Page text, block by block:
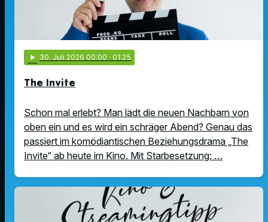
play_arrow 30. Juli 2026 00:00 · 01:25
The Invite
Schon mal erlebt? Man lädt die neuen Nachbarn von
oben ein und es wird ein schräger Abend? Genau das
passiert im komödiantischen Beziehungsdrama „The
Invite“ ab heute im Kino. Mit Starbesetzung: …